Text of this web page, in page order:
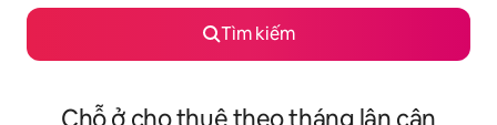
Tìm kiếm
Chỗ ở cho thuê theo tháng lân cận